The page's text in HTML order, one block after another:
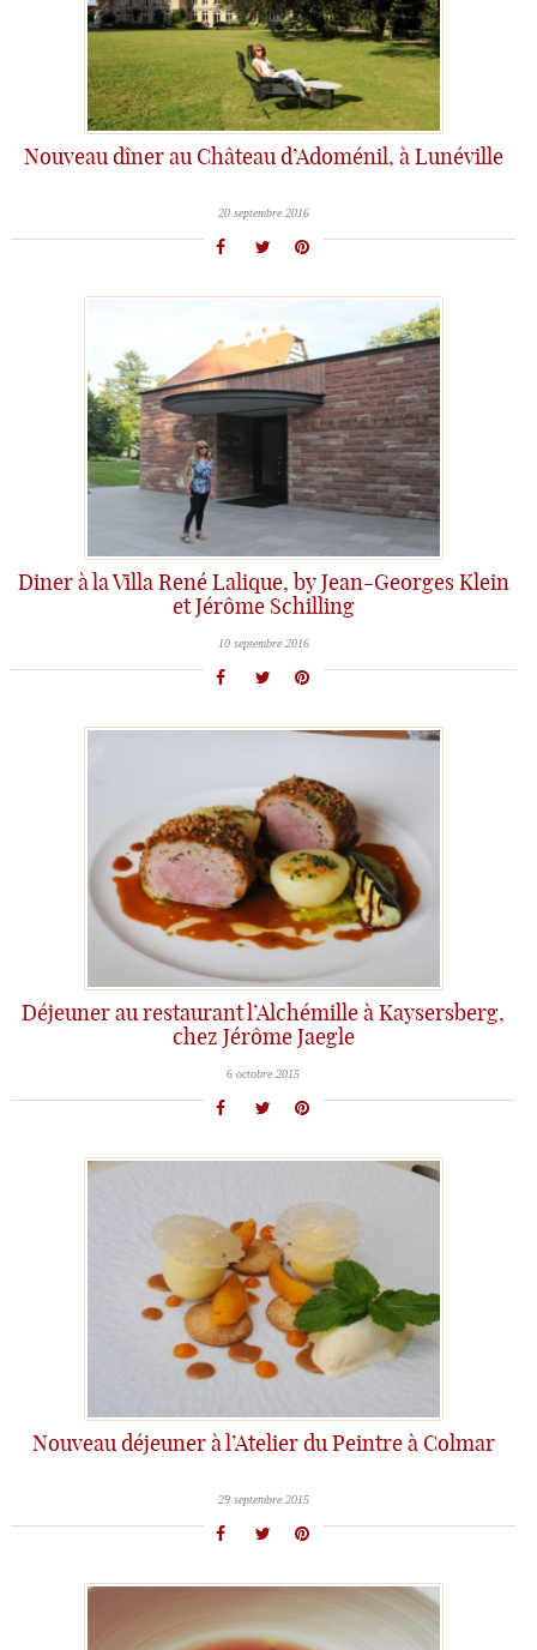
Nouveau dîner au Château d’Adoménil, à Lunéville
20 septembre 2016
Diner à la Villa René Lalique, by Jean-Georges Klein
et Jérôme Schilling
10 septembre 2016
Déjeuner au restaurant l’Alchémille à Kaysersberg,
chez Jérôme Jaegle
6 octobre 2015
Nouveau déjeuner à l’Atelier du Peintre à Colmar
29 septembre 2015